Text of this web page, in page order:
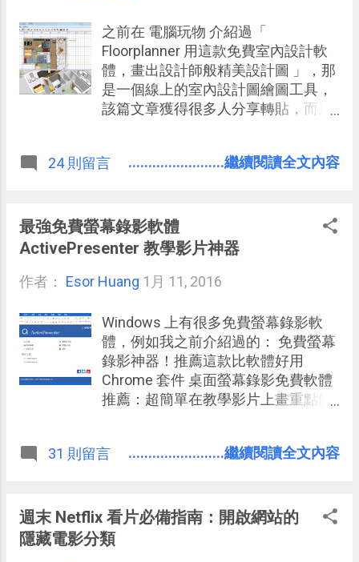
更有效工作系統。 在 電腦玩物 裡，
我準備撰寫一系列的「革命郵件 App
」文章，我要評析多款目前可以跨
Android 與 iOS 平台，提出新功能、
新設計來讓電子郵件處理更加高效率
體，來幫助自己處理每天可能雪片般
之前在 電腦玩物 介紹過「
Floorplanner 用這款免費室內設計軟
體，畫出設計師般精美設計圖 」，那
是一個線上的室內設計圖繪圖工具，
該篇文章獲得很多人分享轉貼，而且
人都想先畫畫看自己夢想中的家居裝
只是 Floorplanner 雖好用，但也有一
些限制，例如他是一定要網路才能使
介面目前只有簡體中文，而尚未有繁
有擴充性。 而如果想要解決上述問
題，那麼就可以考慮今天我要推薦的
另外一款「單機版」的免費室內設計
軟體：「 Sweet Home 3D 」，顧名
思義，這是一款簡單好上手，效能流
體。
24 則留言 ........................繼續閱讀全文內容
最強免費螢幕錄影軟體
ActivePresenter 教學影片神器
作者： Esor Huang 1月 11, 2016
Windows 上有很多免費螢幕錄影軟
體，例如我之前介紹過的： 免費螢幕
錄影神器！推薦這款比軟體好用
Chrome 套件 桌面螢幕錄影免費軟體
推薦：超簡單在教學影片上畫重點解
各有優點，今天要跟大家推薦的這款
ActivePresenter 」是最好用或是最佳
桌面錄影工具，但是「
ActivePresenter 」絕對是「最強大」
31 則留言 ........................繼續閱讀全文內容
週末 Netflix 看片必備指南：開啟網站的
隱藏電影分類